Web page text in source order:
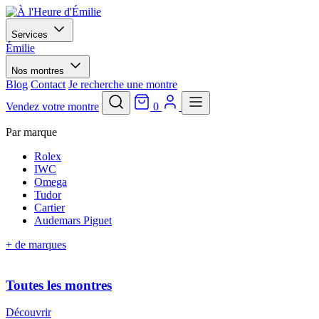
Services
Émilie
Nos montres
Blog Contact Je recherche une montre
Vendez votre montre
0
Par marque
Rolex
IWC
Omega
Tudor
Cartier
Audemars Piguet
+ de marques
Toutes les montres
Découvrir